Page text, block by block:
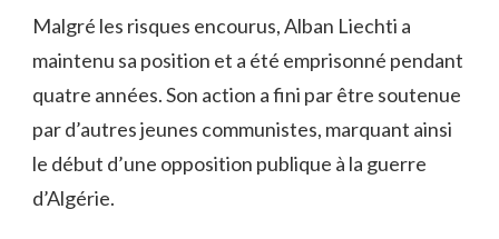
Malgré les risques encourus, Alban Liechti a
maintenu sa position et a été emprisonné pendant
quatre années. Son action a fini par être soutenue
par d’autres jeunes communistes, marquant ainsi
le début d’une opposition publique à la guerre
d’Algérie.